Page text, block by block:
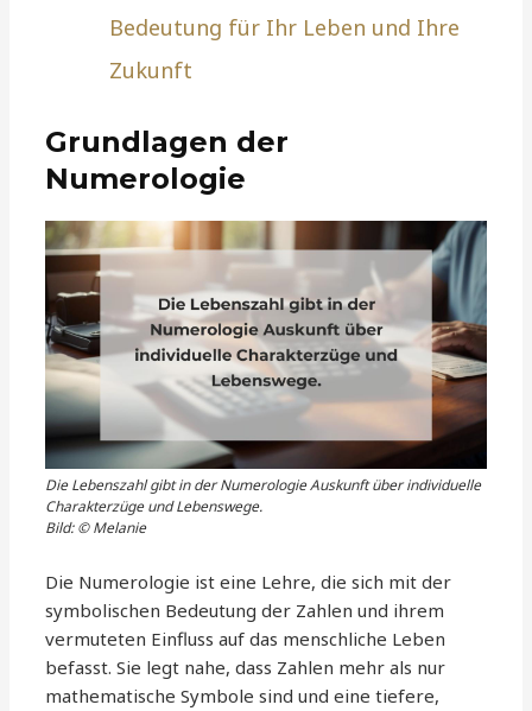
Bedeutung für Ihr Leben und Ihre
Zukunft
Grundlagen der
Numerologie
Die Lebenszahl gibt in der Numerologie Auskunft über individuelle
Charakterzüge und Lebenswege.
Bild: © Melanie
Die Numerologie ist eine Lehre, die sich mit der
symbolischen Bedeutung der Zahlen und ihrem
vermuteten Einfluss auf das menschliche Leben
befasst. Sie legt nahe, dass Zahlen mehr als nur
mathematische Symbole sind und eine tiefere,